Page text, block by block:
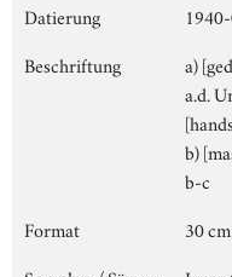
Datierung
Beschriftung
a)
a.d.
b)
b-c
Format
30 cm